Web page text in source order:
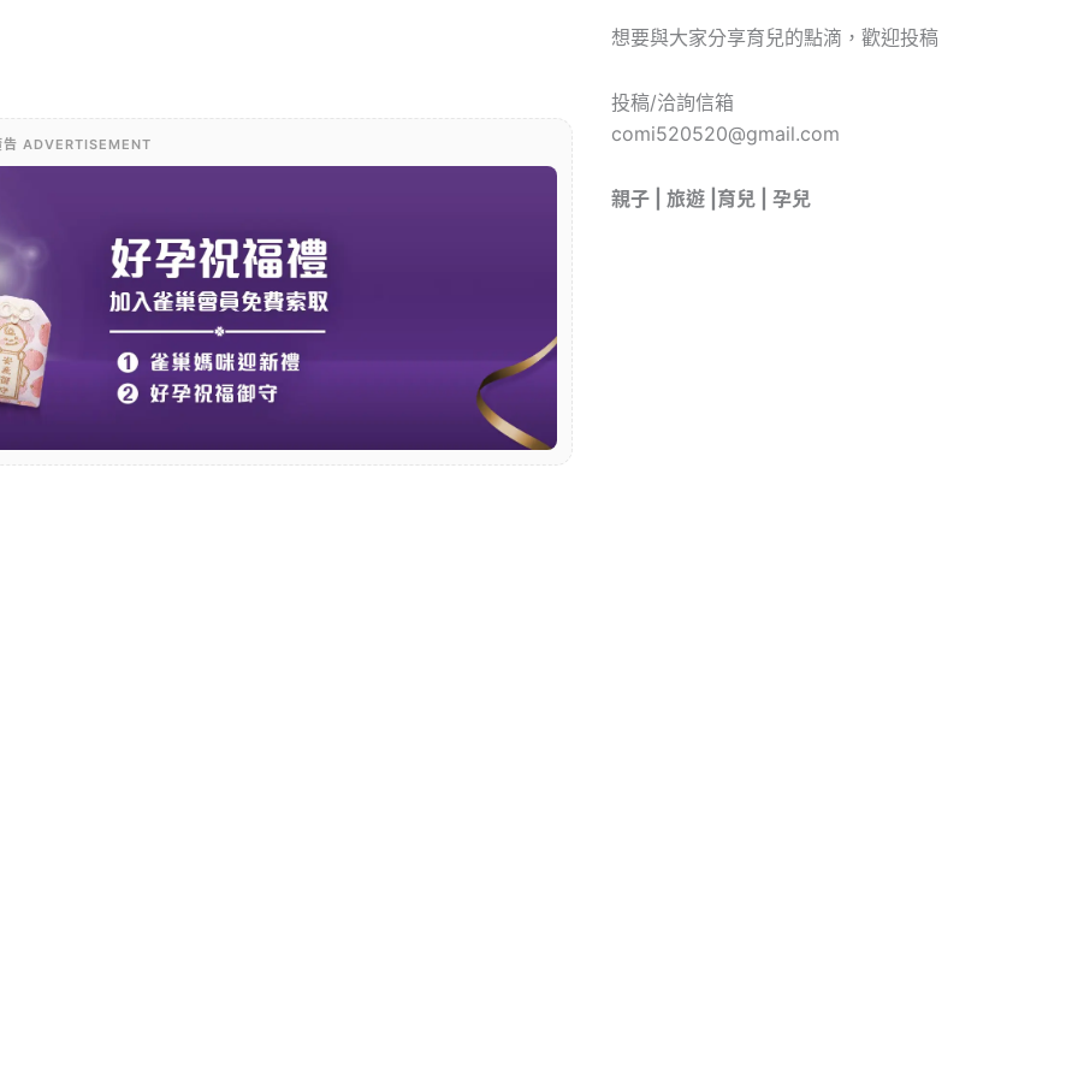
告 ADVERTISEMENT
想要與大家分享育兒的點滴，歡迎投稿
投稿/洽詢信箱
comi520520@gmail.com
親子 | 旅遊 |育兒 | 孕兒